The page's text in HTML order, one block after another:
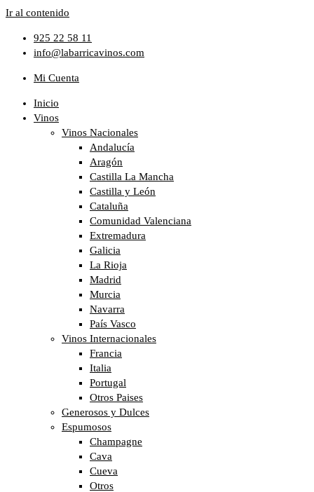
Ir al contenido
925 22 58 11
info@labarricavinos.com
Mi Cuenta
Inicio
Vinos
Vinos Nacionales
Andalucía
Aragón
Castilla La Mancha
Castilla y León
Cataluña
Comunidad Valenciana
Extremadura
Galicia
La Rioja
Madrid
Murcia
Navarra
País Vasco
Vinos Internacionales
Francia
Italia
Portugal
Otros Paises
Generosos y Dulces
Espumosos
Champagne
Cava
Cueva
Otros